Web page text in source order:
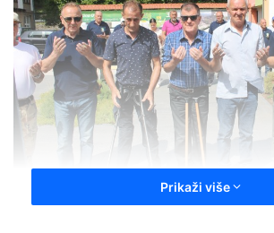
Prikaži više